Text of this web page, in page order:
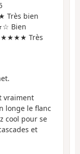
bien
Bien
Très
vraiment
longe le flanc
cool pour se
et